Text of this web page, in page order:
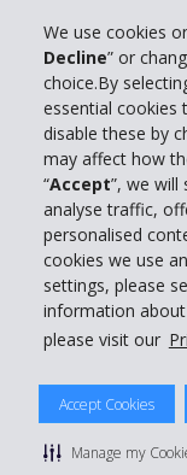
We use cookies
Decline” or
choice.By
essential cookies
disable these by
may affect how
“Accept”, we
analyse traffic,
personalised
cookies we use
settings, please
information
please visit our
Accept Cookies
Manage my
Info su Hertz
Business
Customer Service
Prenota con Hertz
© 2026 The
Privacy Policy |
Manage cookie